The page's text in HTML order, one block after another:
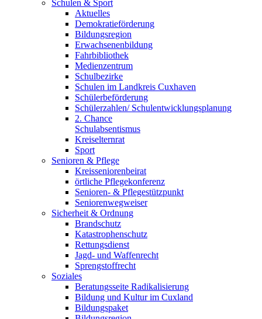
Schulen & Sport
Aktuelles
Demokratieförderung
Bildungsregion
Erwachsenenbildung
Fahrbibliothek
Medienzentrum
Schulbezirke
Schulen im Landkreis Cuxhaven
Schülerbeförderung
Schülerzahlen/ Schulentwicklungsplanung
2. Chance
Schulabsentismus
Kreiselternrat
Sport
Senioren & Pflege
Kreisseniorenbeirat
örtliche Pflegekonferenz
Senioren- & Pflegestützpunkt
Seniorenwegweiser
Sicherheit & Ordnung
Brandschutz
Katastrophenschutz
Rettungsdienst
Jagd- und Waffenrecht
Sprengstoffrecht
Soziales
Beratungsseite Radikalisierung
Bildung und Kultur im Cuxland
Bildungspaket